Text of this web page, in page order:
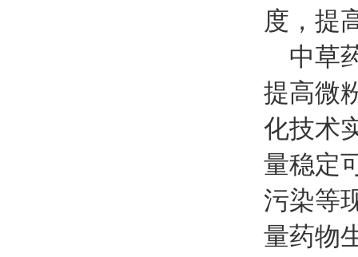
度，提
中草
提高微
化技术
量稳定
污染等
量药物